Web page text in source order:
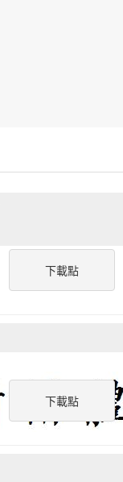
下載點
下載點